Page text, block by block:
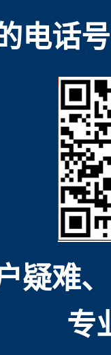
电话
疑难
专